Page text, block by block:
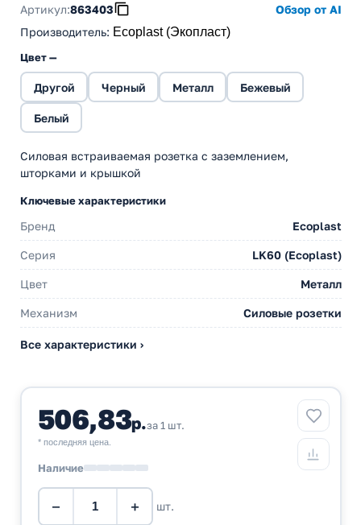
Артикул:863403
Обзор от AI
Производитель: Ecoplast (Экопласт)
Цвет —
Другой Черный Металл Бежевый
Белый
Силовая встраиваемая розетка с заземлением,
шторками и крышкой
Ключевые характеристики
Бренд Ecoplast
Серия LK60 (Ecoplast)
Цвет Металл
Механизм Силовые розетки
Все характеристики ›
506,83р.за 1 шт.
* последняя цена.
Наличие
− + шт.